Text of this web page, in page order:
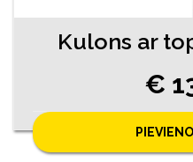
Kulons ar
€